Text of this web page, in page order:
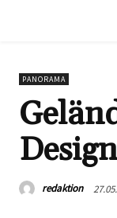
PANORAMA
redaktion